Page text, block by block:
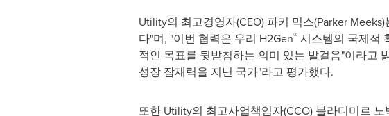
Utility의 최고경영자(CEO) 파커 믹스(Parker Meeks)
다"며, "이번 협력은 우리 H2Gen®시스템의 국제적
적인 목표를 뒷받침하는 의미 있는 발걸음"이라고
성장 잠재력을 지닌 국가"라고 평가했다.
또한 Utility의 최고사업책임자(CCO) 블라디미르 노